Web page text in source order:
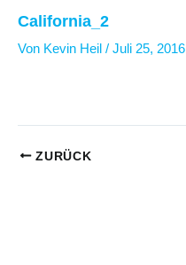
California_2
Von Kevin Heil / Juli 25, 2016
Beitragsnavigation
ZURÜCK